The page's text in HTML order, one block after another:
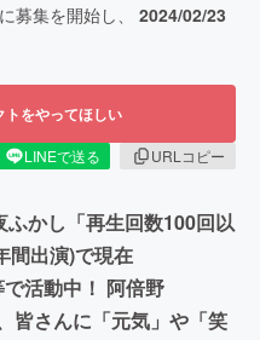
に募集を開始し、 2024/02/23
トをやってほしい
LINEで送る
URLコピー
かし「再生回数100回以
間出演)で現在
活動中！ 阿倍野
皆さんに「元気」や「笑